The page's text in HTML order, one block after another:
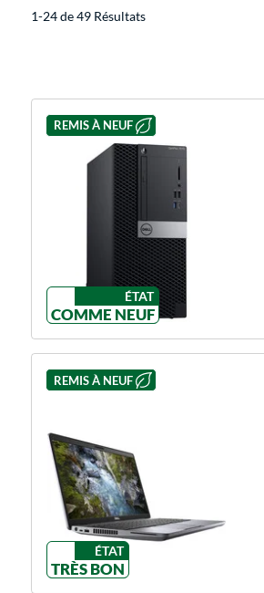
1-24 de 49 Résultats
REMIS À NEUF
ÉTAT
COMME NEUF
REMIS À NEUF
ÉTAT
TRÈS BON